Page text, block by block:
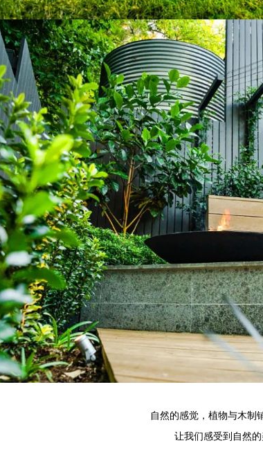
自然的感觉，植物与木制
让我们感受到自然